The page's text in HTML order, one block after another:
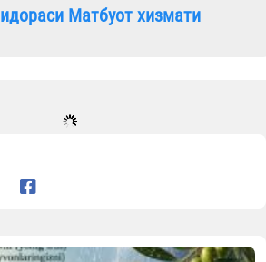
идораси Матбуот хизмати